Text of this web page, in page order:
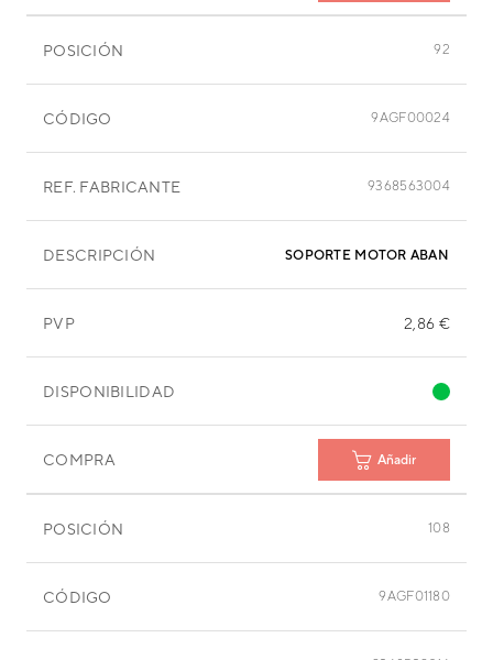
POSICIÓN 92
CÓDIGO 9AGF00024
REF. FABRICANTE 9368563004
DESCRIPCIÓN SOPORTE MOTOR ABANICO
PVP 2,86 €
DISPONIBILIDAD
COMPRA Añadir
POSICIÓN 108
CÓDIGO 9AGF01180